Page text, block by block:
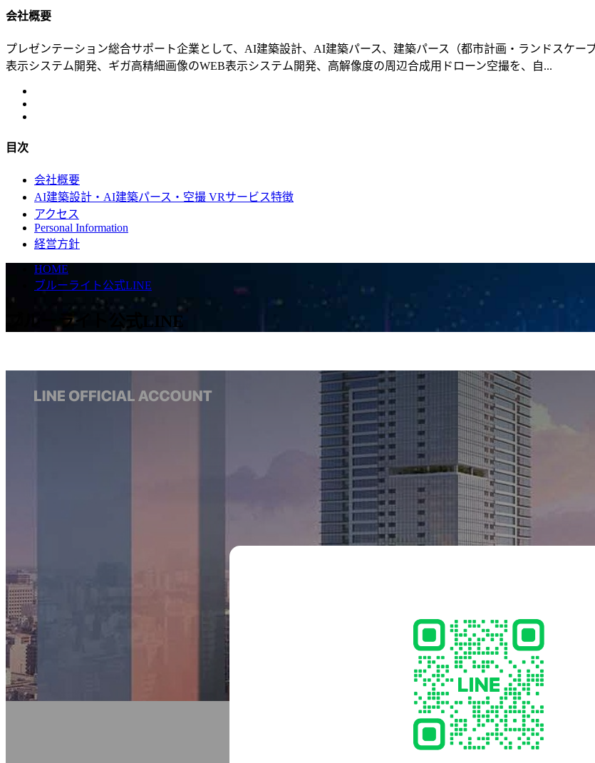
会社概要
プレゼンテーション総合サポート企業として、AI建築設計、AI建築パース、建築パース（都市計画・ランドスケ
表示システム開発、ギガ高精細画像のWEB表示システム開発、高解像度の周辺合成用ドローン空撮を、自...
目次
会社概要
AI建築設計・AI建築パース・空撮 VRサービス特徴
アクセス
Personal Information
経営方針
HOME
ブルーライト公式LINE
ブルーライト公式LINE